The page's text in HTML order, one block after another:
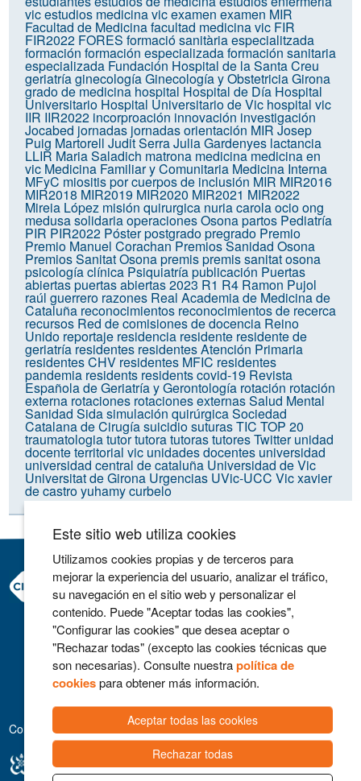
vicestudios medicina vicexamen examen MIR
Facultad de Medicinafacultad medicina vic FIR
FIR2022 FORES formació sanitària especialitzada
formación formación especializadaformación sanitaria
especializada Fundación Hospital de la Santa Creu
geriatríaginecologíaGinecología y ObstetriciaGirona
grado de medicina hospital Hospital de Día Hospital
Universitario Hospital Universitario de Vic hospital vic
IIR IIR2022 incorproación innovación investigación
Jocabed jornadas jornadas orientación MIR Josep
Puig Martorell Judit SerraJulia Gardenyes lactancia
LLIR Maria Saladich matrona medicina medicina en
vic Medicina Familiar y Comunitaria Medicina Interna
MFyC miositis por cuerpos de inclusión MIR MIR2016
MIR2018 MIR2019 MIR2020 MIR2021 MIR2022
Mireia López misión quirurgica nuria carolaocioong
medusa solidariaoperacionesOsonapartos Pediatría
PIR PIR2022 Pósterpostgradopregrado Premio
Premio Manuel Corachan Premios Sanidad Osona
Premios Sanitat Osonapremispremis sanitat osona
psicología clínica Psiquiatríapublicación Puertas
abiertaspuertas abiertas 2023 R1 R4 Ramon Pujol
raúl guerrero razones Real Academia de Medicina de
Cataluña reconocimientos reconocimientos de recerca
recursos Red de comisiones de docencia Reino
Unido reportaje residencia residente residente de
geriatríaresidentes residentes Atención Primaria
residentes CHV residentes MFIC residentes
pandemia residents residents covid-19 Revista
Española de Geriatría y Gerontología rotación rotación
externa rotaciones rotaciones externasSalud Mental
Sanidad Sidasimulación quirúrgicaSociedad
Catalana de CirugíasuicidiosuturasTIC TOP 20
traumatologiatutortutoratutorastutoresTwitter unidad
docente territorial vic unidades docentes universidad
universidad central de cataluña Universidad de Vic
Universitat de Girona Urgencias UVic-UCC Vicxavier
de castroyuhamy curbelo
Consorci Hospitalari de Vic
Carrer Francesc Pla 'El Vigatà', 1
08500 Vic
Telefono 93 702 77 16
Contacto
Aviso legal
Colaboradores
Este sitio web utiliza cookies
Utilizamos cookies propias y de terceros para
mejorar la experiencia del usuario, analizar el tráfico,
su navegación en el sitio web y personalizar el
contenido. Puede "Aceptar todas las cookies",
"Configurar las cookies" que desea aceptar o
"Rechazar todas" (excepto las cookies técnicas que
son necesarias). Consulte nuestrapolítica de
cookiespara obtener más información.
Aceptar todas las cookies
Rechazar todas